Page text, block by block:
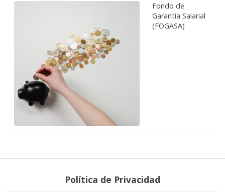
Fondo de
Garantía Salarial
(FOGASA)
Política de Privacidad